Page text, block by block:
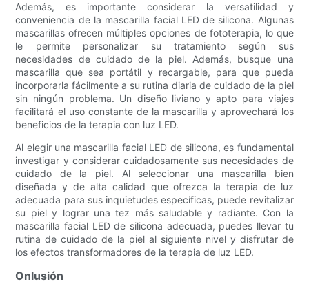
Además, es importante considerar la versatilidad y
conveniencia de la mascarilla facial LED de silicona. Algunas
mascarillas ofrecen múltiples opciones de fototerapia, lo que
le permite personalizar su tratamiento según sus
necesidades de cuidado de la piel. Además, busque una
mascarilla que sea portátil y recargable, para que pueda
incorporarla fácilmente a su rutina diaria de cuidado de la piel
sin ningún problema. Un diseño liviano y apto para viajes
facilitará el uso constante de la mascarilla y aprovechará los
beneficios de la terapia con luz LED.
Al elegir una mascarilla facial LED de silicona, es fundamental
investigar y considerar cuidadosamente sus necesidades de
cuidado de la piel. Al seleccionar una mascarilla bien
diseñada y de alta calidad que ofrezca la terapia de luz
adecuada para sus inquietudes específicas, puede revitalizar
su piel y lograr una tez más saludable y radiante. Con la
mascarilla facial LED de silicona adecuada, puedes llevar tu
rutina de cuidado de la piel al siguiente nivel y disfrutar de
los efectos transformadores de la terapia de luz LED.
Onlusión